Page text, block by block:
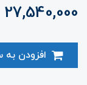
27,540,000